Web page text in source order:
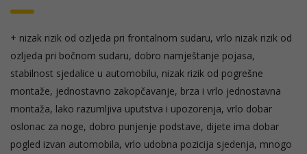
+ nizak rizik od ozljeda pri frontalnom sudaru, vrlo nizak rizik od
ozljeda pri bočnom sudaru, dobro namještanje pojasa,
stabilnost sjedalice u automobilu, nizak rizik od pogrešne
montaže, jednostavno zakopčavanje, brza i vrlo jednostavna
montaža, lako razumljiva uputstva i upozorenja, vrlo dobar
oslonac za noge, dobro punjenje podstave, dijete ima dobar
pogled izvan automobila, vrlo udobna pozicija sjedenja, mnogo